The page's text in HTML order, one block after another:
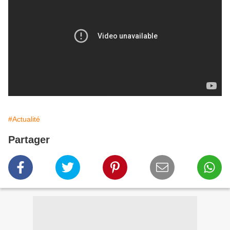
#Actualité
Partager